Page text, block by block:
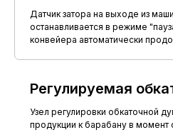
ПАРАМЕТРЫ ЭТИКЕТОК
Высота этикетки, максимум
Длина этикетки
Датчик затора на выходе из
останавливается в режиме
конвейера автоматически
Регулируемая
Узел регулировки обкаточной
продукции к барабану в момент